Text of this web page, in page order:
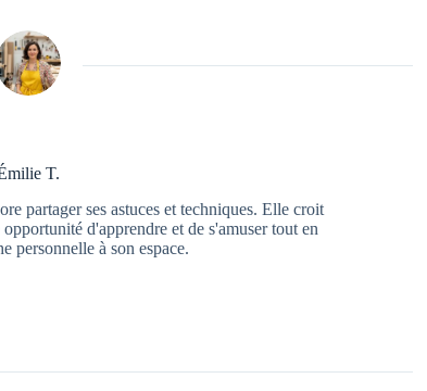
T.
partager ses astuces et techniques. Elle croit
d'apprendre et de s'amuser tout en
personnelle à son espace.